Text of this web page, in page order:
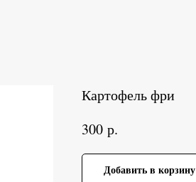
Картофель фри
300 р.
Добавить в корзину